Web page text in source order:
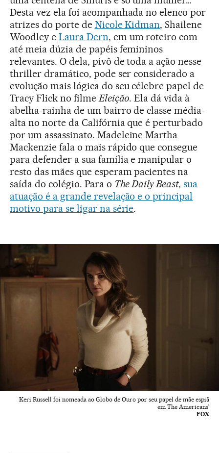
Desta vez ela foi acompanhada no elenco por
atrizes do porte de Nicole Kidman, Shailene
Woodley e Laura Dern, em um roteiro com
até meia dúzia de papéis femininos
relevantes. O dela, pivô de toda a ação nesse
thriller dramático, pode ser considerado a
evolução mais lógica do seu célebre papel de
Tracy Flick no filmeEleição. Ela dá vida à
abelha-rainha de um bairro de classe média-
alta no norte da Califórnia que é perturbado
por um assassinato. Madeleine Martha
Mackenzie fala o mais rápido que consegue
para defender a sua família e manipular o
resto das mães que esperam pacientes na
saída do colégio. Para o The Daily Beast,sua
atuação é a grande revelação e o principal
motivo para se ligar na série.
Keri Russell foi nomeada ao Globo de Ouro por seu papel de mãe espiã
em The Americans’
FOX